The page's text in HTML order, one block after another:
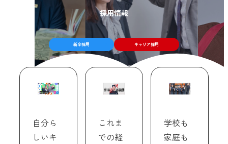
採用情報
新卒採用 キャリア採用
自分ら
しいキ
これま
での経
学校も
家庭も